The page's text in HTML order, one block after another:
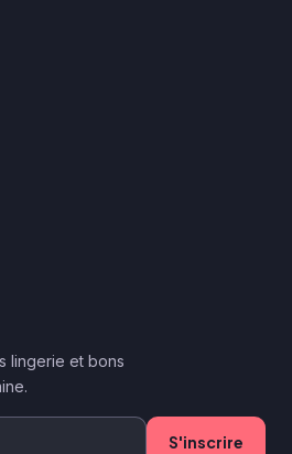
lingerie et bons
S'inscrire